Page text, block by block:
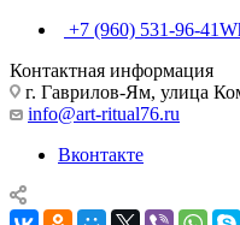
+7 (960) 531-96-41
Контактная информация
г. Гаврилов-Ям, улица
info@art-ritual76.ru
Вконтакте